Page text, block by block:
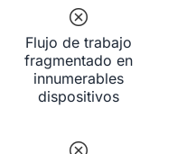
Flujo de trabajo
fragmentado en
innumerables
dispositivos